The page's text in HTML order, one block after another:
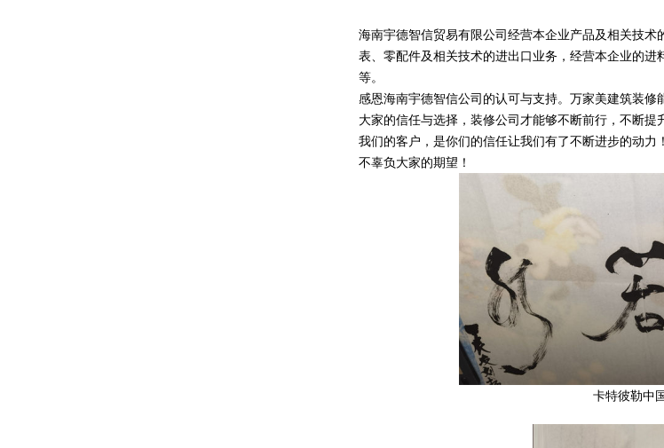
海南宇德智信贸易有限公司经营本企业产品及相关技
表、零配件及相关技术的进出口业务，经营本企业的
等。
感恩海南宇德智信公司的认可与支持。万家美建筑装
大家的信任与选择，装修公司才能够不断前行，不断
我们的客户，是你们的信任让我们有了不断进步的动力
不辜负大家的期望！
卡特彼勒中